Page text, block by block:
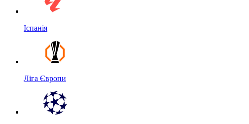
Іспанія
Ліга Європи